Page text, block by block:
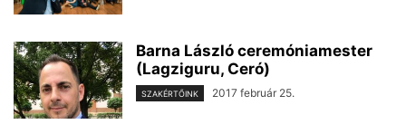
Barna László ceremóniamester
(Lagziguru, Ceró)
SZAKÉRTŐINK 2017 február 25.